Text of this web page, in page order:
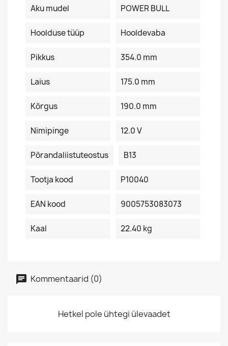
Aku mudel POWER BULL
Hoolduse tüüp Hooldevaba
Pikkus 354.0 mm
Laius 175.0 mm
Kõrgus 190.0 mm
Nimipinge 12.0 V
Põrandaliistuteostus B13
Tootja kood P10040
EAN kood 9005753083073
Kaal 22.40 kg
Kommentaarid (0)
Hetkel pole ühtegi ülevaadet